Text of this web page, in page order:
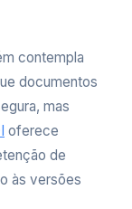
contempla
documentos
mas
oferece
de
às versões